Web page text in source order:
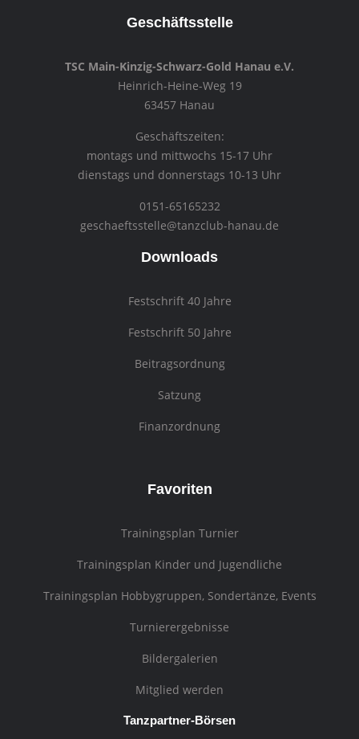
Geschäftsstelle
TSC Main-Kinzig-Schwarz-Gold Hanau e.V.
Heinrich-Heine-Weg 19
63457 Hanau
Geschäftszeiten:
montags und mittwochs 15-17 Uhr
dienstags und donnerstags 10-13 Uhr
0151-65165232
geschaeftsstelle@tanzclub-hanau.de
Downloads
Festschrift 40 Jahre
Festschrift 50 Jahre
Beitragsordnung
Satzung
Finanzordnung
Favoriten
Trainingsplan Turnier
Trainingsplan Kinder und Jugendliche
Trainingsplan Hobbygruppen, Sondertänze, Events
Turnierergebnisse
Bildergalerien
Mitglied werden
Tanzpartner-Börsen